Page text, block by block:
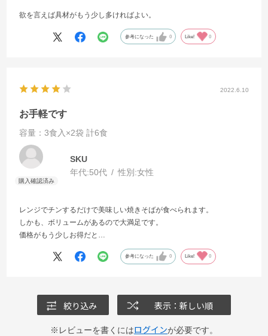
欲を言えば具材がもう少し多ければよい。
参考になった 0 Like! 0
2022.6.10
お手軽です
容量：3食入×2袋 計6食
SKU
年代:50代 性別:女性
レンジでチンするだけで美味しい焼きそばが食べられます。
しかも、ボリュームがあるので大満足です。
価格がもう少しお得だと…
参考になった 0 Like! 0
絞り込み 表示：新しい順
※レビューを書くにはログインが必要です。